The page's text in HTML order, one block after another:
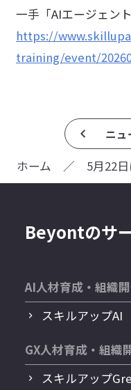
一手「AIエージェン
https://
training/event/
ニュ
ホーム ／
Beyontのサ
AI人材育成・組織
スキルアップAI
GX人材育成・組織
スキルアップ